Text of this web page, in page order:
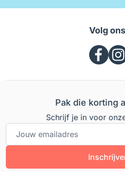
Volg
Pak die korting
Schrijf je in voor
E-mailadres